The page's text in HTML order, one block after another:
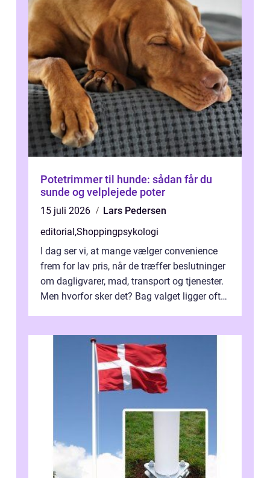
Potetrimmer til hunde: sådan får du
sunde og velplejede poter
15 juli 2026
Lars Pedersen
editorial,Shoppingpsykologi
I dag ser vi, at mange vælger convenience
frem for lav pris, når de træffer beslutninger
om dagligvarer, mad, transport og tjenester.
Men hvorfor sker det? Bag valget ligger ofte